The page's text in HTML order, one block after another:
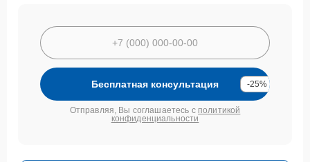
Бесплатная консультация -25%
Отправляя, Вы соглашаетесь с политикой
конфиденциальности